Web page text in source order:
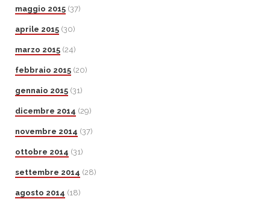
maggio 2015 (37)
aprile 2015 (30)
marzo 2015 (24)
febbraio 2015 (20)
gennaio 2015 (31)
dicembre 2014 (29)
novembre 2014 (37)
ottobre 2014 (31)
settembre 2014 (28)
agosto 2014 (18)